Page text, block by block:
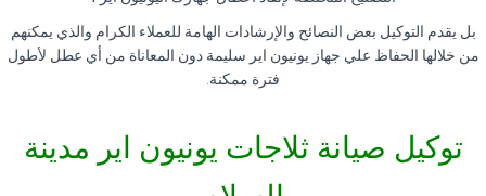
بل يقدم التوكيل بعض النصائح والإرشادات الهامة للعملاء الكرام والذي يمكنهم
من خلالها الحفاظ علي جهاز يونيون اير سليمة دون المعاناة من أي عطل لأطول
فترة ممكنة
توكيل صيانة ثلاجات يونيون اير مدينة